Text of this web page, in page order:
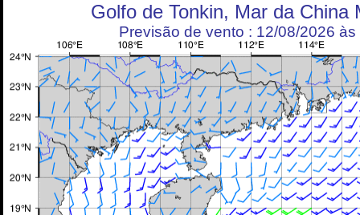
Golfo de Tonkin, Mar da China
Previsão de vento : 12/08/2026 às